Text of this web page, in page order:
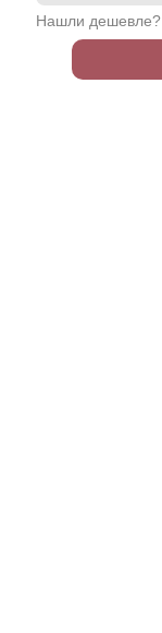
Нашли дешевле?